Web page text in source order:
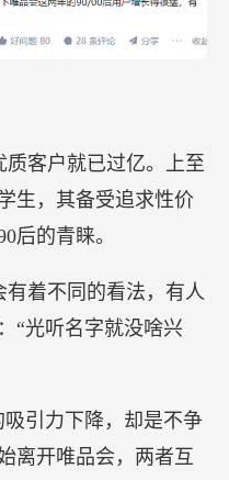
客户就已过亿。上至
生，其备受追求性价
后的青睐。
着不同的看法，有人
“光听名字就没啥兴
引力下降，却是不争
离开唯品会，两者互